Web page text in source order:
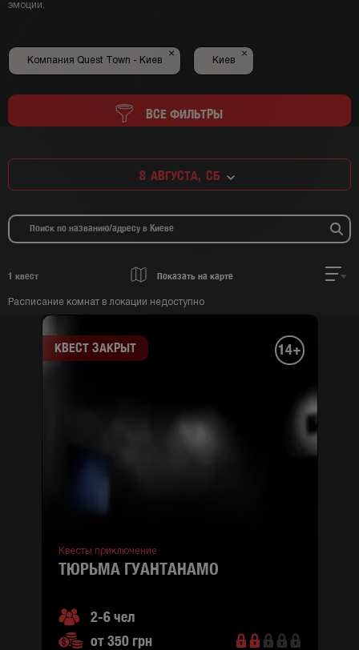
эмоции.
Компания Quest Town - Киев
×
Киев
×
ВСЕ ФИЛЬТРЫ
8 АВГУСТА, СБ
1 квест Показать на карте
Расписание комнат в локации недоступно
КВЕСТ ЗАКРЫТ 14+
Квесты приключение
ТЮРЬМА ГУАНТАНАМО
2-6 чел
от 350 грн